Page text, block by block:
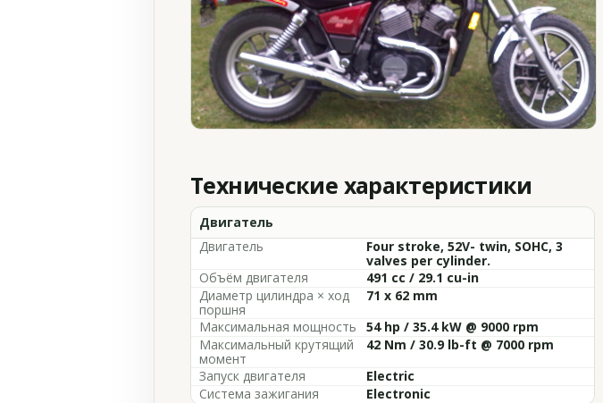
Технические характеристики
Двигатель
Двигатель
Four stroke, 52V- twin, SOHC, 3
valves per cylinder.
Объём двигателя
491 cc / 29.1 cu-in
Диаметр цилиндра × ход
поршня
71 x 62 mm
Максимальная мощность
54 hp / 35.4 kW @ 9000 rpm
Максимальный крутящий
момент
42 Nm / 30.9 lb-ft @ 7000 rpm
Запуск двигателя
Electric
Система зажигания
Electronic